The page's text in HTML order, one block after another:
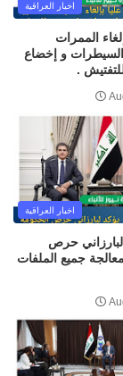
اخبار العراقية
الممرات
و إخضاع
.
اخبار العراقية
لبارزاني حرص
جميع الملفات